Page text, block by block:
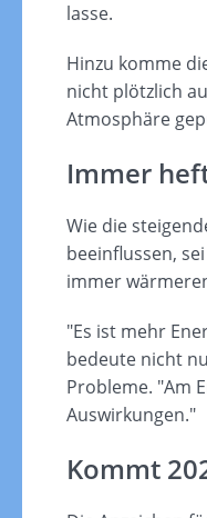
lasse.
Hinzu komme
nicht plötzlich
Atmosphäre
Immer
Wie die
beeinflussen,
immer
"Es ist mehr
bedeute nicht
Probleme. "Am
Auswirkungen."
Kommt